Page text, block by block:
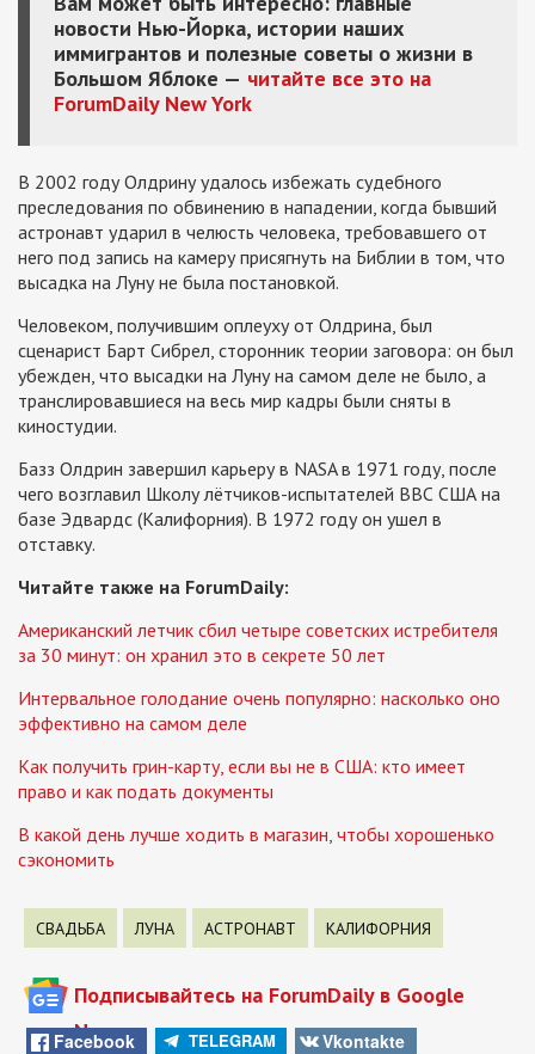
новости Нью-Йорка, истории наших
иммигрантов и полезные советы о жизни в
Большом Яблоке — читайте все это на
ForumDaily New York
В 2002 году Олдрину удалось избежать судебного
преследования по обвинению в нападении, когда бывший
астронавт ударил в челюсть человека, требовавшего от
него под запись на камеру присягнуть на Библии в том, что
высадка на Луну не была постановкой.
Человеком, получившим оплеуху от Олдрина, был
сценарист Барт Сибрел, сторонник теории заговора: он был
убежден, что высадки на Луну на самом деле не было, а
транслировавшиеся на весь мир кадры были сняты в
киностудии.
Базз Олдрин завершил карьеру в NASA в 1971 году, после
чего возглавил Школу лётчиков-испытателей ВВС США на
базе Эдвардс (Калифорния). В 1972 году он ушел в
отставку.
Читайте также на ForumDaily:
Американский летчик сбил четыре советских истребителя
за 30 минут: он хранил это в секрете 50 лет
Интервальное голодание очень популярно: насколько оно
эффективно на самом деле
Как получить грин-карту, если вы не в США: кто имеет
право и как подать документы
В какой день лучше ходить в магазин, чтобы хорошенько
сэкономить
СВАДЬБА ЛУНА АСТРОНАВТ КАЛИФОРНИЯ
Подписывайтесь на ForumDaily в Google
News
Facebook TELEGRAM Vkontakte